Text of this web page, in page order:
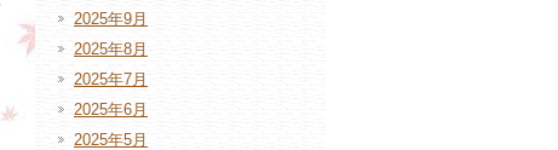
2025年9月
2025年8月
2025年7月
2025年6月
2025年5月